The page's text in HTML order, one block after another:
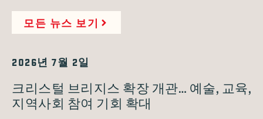
모든 뉴스 보기
2026년 7월 2일
크리스털 브리지스 확장 개관… 예술, 교육,
지역사회 참여 기회 확대